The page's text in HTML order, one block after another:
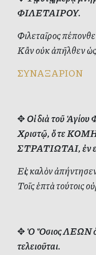
ΦΙΛΕΤΑΙΡΟΥ.
Φιλεταῖρος
Κἂν οὐκ ἀπῆλθεν
ΣΥΝΑΞΑΡΙΟΝ
✥Οἱ διὰ τοῦ Ἁγίου
Χριστῷ, ὅ τε
ΣΤΡΑΤΙΩΤΑΙ, ἐν
Εἰς καλὸν
Τοῖς ἑπτὰ τούτοις
✥ Ὁ Ὅσιος ΛΕΩΝ ὁ
τελειοῦται.